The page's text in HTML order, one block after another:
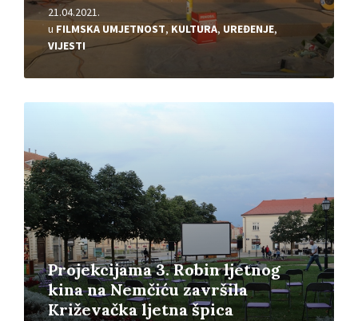
21.04.2021.
u FILMSKA UMJETNOST,KULTURA, UREĐENJE,
VIJESTI
Projekcijama 3. Robin ljetnog
kina na Nemčiću završila
Križevačka ljetna špica